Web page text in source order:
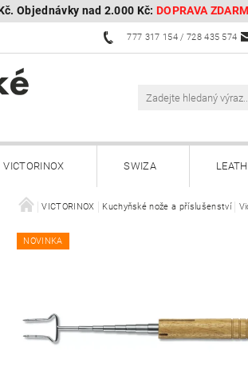
Objednávky nad 2.000 Kč: DOPRAVA
777 317 154 / 728 435 574
VICTORINOX SWIZA
si nůž HULTAFORS - Švédské sekery
ROBOROCK-robotické sekačky
VICTORINOX Kuchyňské nože a příslušenství
NOVINKA